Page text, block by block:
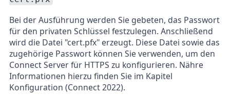
Bei der Ausführung werden Sie gebeten, das Passwort
für den privaten Schlüssel festzulegen. Anschließend
wird die Datei "cert.pfx" erzeugt. Diese Datei sowie das
zugehörige Passwort können Sie verwenden, um den
Connect Server für HTTPS zu konfigurieren. Nähre
Informationen hierzu finden Sie im Kapitel
Konfiguration (Connect 2022).